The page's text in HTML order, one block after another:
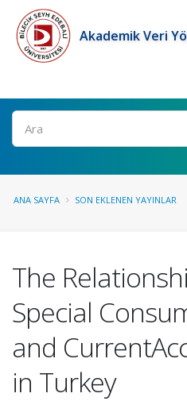
Akademik Veri
Ara
ANA SAYFA SON EKLENEN YAYINLAR
The
Special
and
in Turkey